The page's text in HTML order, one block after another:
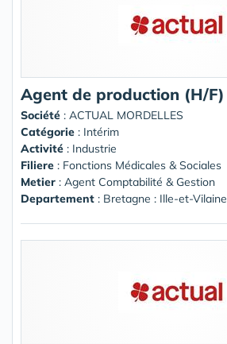
Agent de production (H/F)
Société : ACTUAL MORDELLES
Catégorie : Intérim
Activité : Industrie
Filiere : Fonctions Médicales & Sociales
Metier : Agent Comptabilité & Gestion
Departement : Bretagne : Ille-et-Vilaine